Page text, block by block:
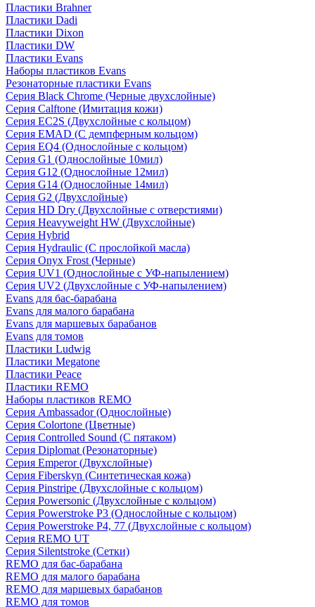
Пластики Brahner
Пластики Dadi
Пластики Dixon
Пластики DW
Пластики Evans
Наборы пластиков Evans
Резонаторные пластики Evans
Серия Black Chrome (Черные двухслойные)
Серия Calftone (Имитация кожи)
Серия EC2S (Двухслойные с кольцом)
Серия EMAD (С демпферным кольцом)
Серия EQ4 (Однослойные с кольцом)
Серия G1 (Однослойные 10мил)
Серия G12 (Однослойные 12мил)
Серия G14 (Однослойные 14мил)
Серия G2 (Двухслойные)
Серия HD Dry (Двухслойные с отверстиями)
Серия Heavyweight HW (Двухслойные)
Серия Hybrid
Серия Hydraulic (С прослойкой масла)
Серия Onyx Frost (Черные)
Серия UV1 (Однослойные с УФ-напылением)
Серия UV2 (Двухслойные с УФ-напылением)
Evans для бас-барабана
Evans для малого барабана
Evans для маршевых барабанов
Evans для томов
Пластики Ludwig
Пластики Megatone
Пластики Peace
Пластики REMO
Наборы пластиков REMO
Серия Ambassador (Однослойные)
Серия Colortone (Цветные)
Серия Controlled Sound (С пятаком)
Серия Diplomat (Резонаторные)
Серия Emperor (Двухслойные)
Серия Fiberskyn (Синтетическая кожа)
Серия Pinstripe (Двухслойные с кольцом)
Серия Powersonic (Двухслойные с кольцом)
Серия Powerstroke P3 (Однослойные с кольцом)
Серия Powerstroke P4, 77 (Двухслойные с кольцом)
Серия REMO UT
Серия Silentstroke (Сетки)
REMO для бас-барабана
REMO для малого барабана
REMO для маршевых барабанов
REMO для томов